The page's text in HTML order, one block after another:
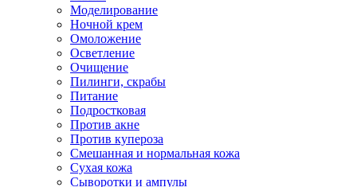
Моделирование
Ночной крем
Омоложение
Осветление
Очищение
Пилинги, скрабы
Питание
Подростковая
Против акне
Против купероза
Смешанная и нормальная кожа
Сухая кожа
Сыворотки и ампулы